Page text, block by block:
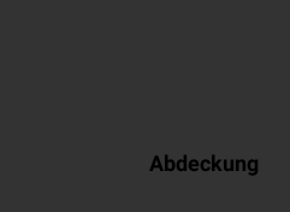
Abdeckung